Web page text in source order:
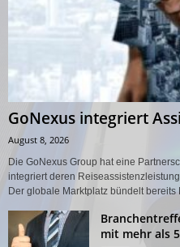
GoNexus integriert
August 8, 2026
Die GoNexus Group hat eine
integriert deren
Der globale Marktplatz bündelt bereits
mit mehr als